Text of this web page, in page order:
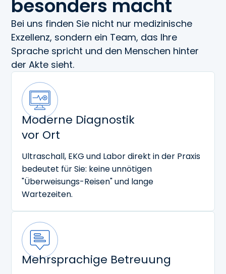
besonders macht
Bei uns finden Sie nicht nur medizinische
Exzellenz, sondern ein Team, das Ihre
Sprache spricht und den Menschen hinter
der Akte sieht.
Moderne Diagnostik
vor Ort
Ultraschall, EKG und Labor direkt in der Praxis
bedeutet für Sie: keine unnötigen
"Überweisungs-Reisen" und lange
Wartezeiten.
Mehrsprachige Betreuung